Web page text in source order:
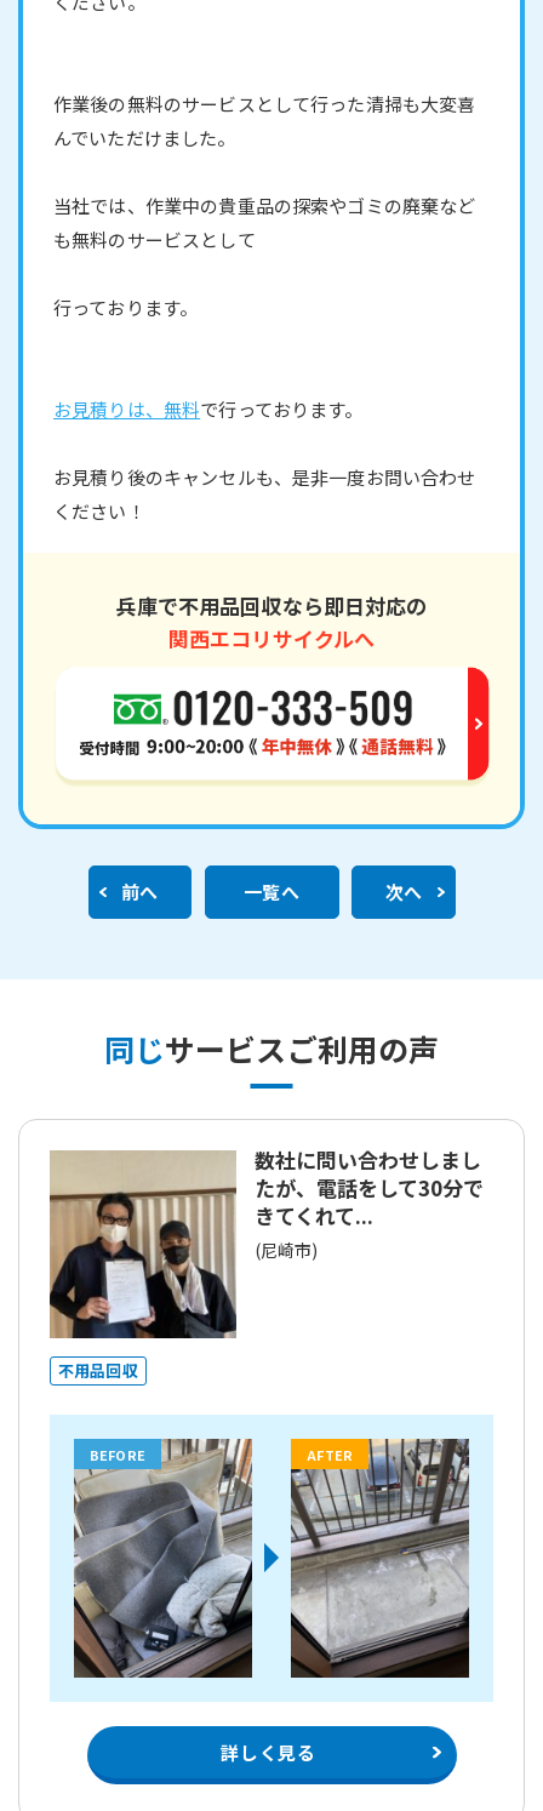
作業後の無料のサービスとして行った清掃も大変喜
んでいただけました。
当社では、作業中の貴重品の探索やゴミの廃棄など
も無料のサービスとして
行っております。
お見積りは、無料で行っております。
お見積り後のキャンセルも、是非一度お問い合わせ
ください！
兵庫で不用品回収なら即日対応の
関西エコリサイクルへ
前へ 一覧へ 次へ
同じサービスご利用の声
数社に問い合わせしまし
たが、電話をして30分で
きてくれて...
(尼崎市)
不用品回収
BEFORE AFTER
詳しく見る